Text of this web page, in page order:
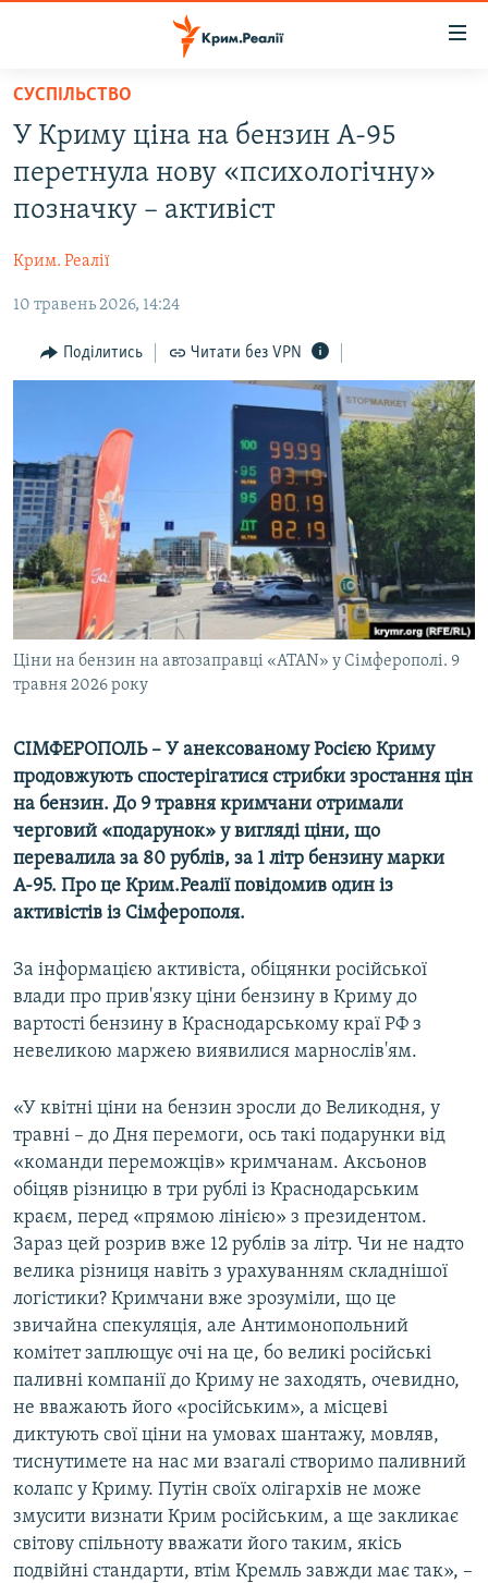
Перейти
основного
матеріалу
Перейти
до
основної
навігації
Перейти
пошуку
ВОДА.КРИМ
ВІДЕО ТА ФОТО
БЛОГИ
ПОГЛЯД
ІНТЕРВ'Ю
СПЕЦПРОЕКТИ
ДЕПОРТАЦІЯ
ВІДЕОУРОКИ «ELIFBE»
СВІДЧЕННЯ ОКУПАЦІЇ
УКРАЇНСЬКА ПРОБЛЕМА КРИМУ
ІНФОГРАФІКА
ЯК ОБІЙТИ БЛОКУВАННЯ
Русский
Qırımtatar
ДОЛУЧАЙСЯ!
СУСПІЛЬСТВО
У Криму ціна на бензин А-95
перетнула нову «психологічну»
позначку – активіст
Крим. Реалії
10 травень 2026, 14:24
Поділитись Читати без VPN
Ціни на бензин на автозаправці «ATAN» у Сімферополі. 9
травня 2026 року
СІМФЕРОПОЛЬ – У анексованому Росією Криму
продовжують спостерігатися стрибки зростання цін
на бензин. До 9 травня кримчани отримали
черговий «подарунок» у вигляді ціни, що
перевалила за 80 рублів, за 1 літр бензину марки
А-95. Про це Крим.Реалії повідомив один із
активістів із Сімферополя.
За інформацією активіста, обіцянки російської
влади про прив'язку ціни бензину в Криму до
вартості бензину в Краснодарському краї РФ з
невеликою маржею виявилися марнослів'ям.
«У квітні ціни на бензин зросли до Великодня, у
травні – до Дня перемоги, ось такі подарунки від
«команди переможців» кримчанам. Аксьонов
обіцяв різницю в три рублі із Краснодарським
краєм, перед «прямою лінією» з президентом.
Зараз цей розрив вже 12 рублів за літр. Чи не надто
велика різниця навіть з урахуванням складнішої
логістики? Кримчани вже зрозуміли, що це
звичайна спекуляція, але Антимонопольний
комітет заплющує очі на це, бо великі російські
паливні компанії до Криму не заходять, очевидно,
не вважають його «російським», а місцеві
диктують свої ціни на умовах шантажу, мовляв,
тиснутимете на нас ми взагалі створимо паливний
колапс у Криму. Путін своїх олігархів не може
змусити визнати Крим російським, а ще закликає
світову спільноту вважати його таким, якісь
подвійні стандарти, втім Кремль завжди має так», –